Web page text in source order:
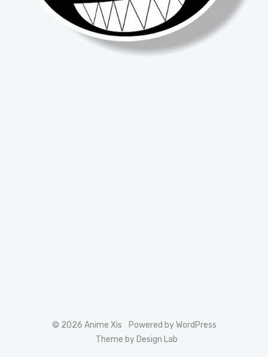
© 2026 Anime Xis
Powered by WordPress
Theme by Design Lab